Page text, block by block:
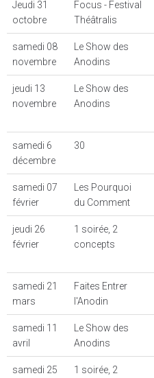
Jeudi 31
octobre
Focus - Festival
Théâtralis
samedi 08
novembre
Le Show des
Anodins
jeudi 13
novembre
Le Show des
Anodins
samedi 6
décembre
30
samedi 07
février
Les Pourquoi
du Comment
jeudi 26
février
1 soirée, 2
concepts
samedi 21
mars
Faites Entrer
l'Anodin
samedi 11
avril
Le Show des
Anodins
samedi 25
1 soirée, 2